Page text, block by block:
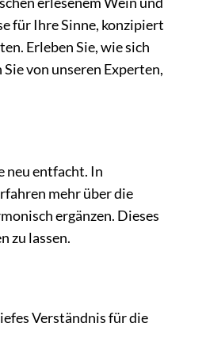
für Ihre Sinne, konzipiert
Erleben Sie, wie sich
von unseren Experten,
neu entfacht. In
mehr über die
ergänzen. Dieses
zu lassen.
Verständnis für die